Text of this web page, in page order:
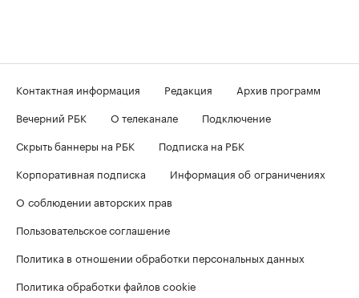
Контактная информация Редакция
Архив программ
Вечерний РБК
О телеканале
Подключение
Скрыть баннеры на РБК
Подписка на РБК
Корпоративная подписка
Информация об ограничениях
О соблюдении авторских прав
Пользовательское соглашение
Политика в отношении обработки персональных данных
Политика обработки файлов cookie